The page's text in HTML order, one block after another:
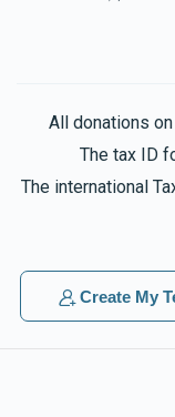
All donations on
The tax ID
The international
Create My